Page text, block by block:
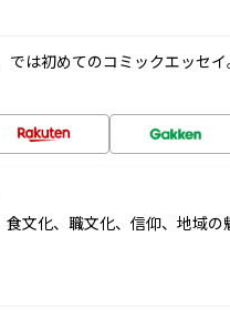
は初めてのコミックエッセ
文化、職文化、信仰、地域の